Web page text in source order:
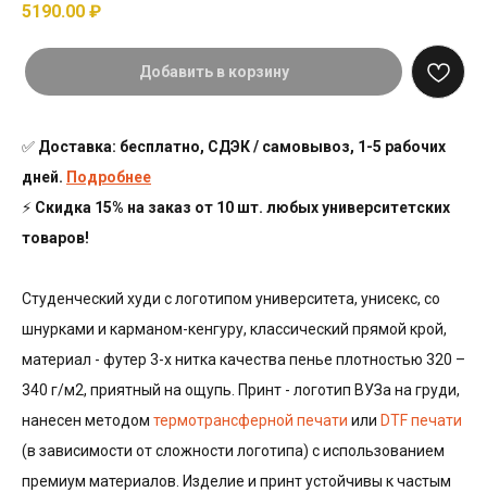
5190.00 ₽
Добавить в корзину
✅ Доставка: бесплатно, СДЭК / самовывоз, 1-5 рабочих
дней. Подробнее
⚡ Скидка 15% на заказ от 10 шт. любых университетских
товаров!
Студенческий худи с логотипом университета, унисекс, со
шнурками и карманом-кенгуру, классический прямой крой,
материал - футер 3-х нитка качества пенье плотностью 320 –
340 г/м2, приятный на ощупь. Принт - логотип ВУЗа на груди,
нанесен методом термотрансферной печати или DTF печати
(в зависимости от сложности логотипа) с использованием
премиум материалов. Изделие и принт устойчивы к частым